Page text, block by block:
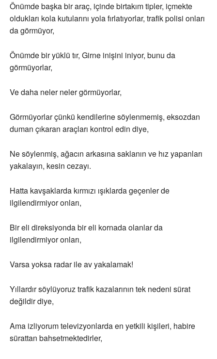
Önümde başka bir araç, içinde birtakım tipler, içmekte
oldukları kola kutularını yola fırlatıyorlar, trafik polisi onları
da görmüyor,
Önümde bir yüklü tır, Girne inişini iniyor, bunu da
görmüyorlar,
Ve daha neler neler görmüyorlar,
Görmüyorlar çünkü kendilerine söylenmemiş, eksozdan
duman çıkaran araçları kontrol edin diye,
Ne söylenmiş, ağacın arkasına saklanın ve hız yapanları
yakalayın, kesin cezayı.
Hatta kavşaklarda kırmızı ışıklarda geçenler de
ilgilendirmiyor onları,
Bir eli direksiyonda bir eli kornada olanlar da
ilgilendirmiyor onları,
Varsa yoksa radar ile av yakalamak!
Yıllardır söylüyoruz trafik kazalarının tek nedeni sürat
değildir diye,
Ama izliyorum televizyonlarda en yetkili kişileri, habire
sürattan bahsetmektedirler,